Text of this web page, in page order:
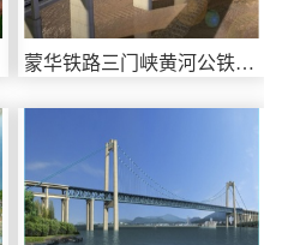
蒙华铁路三门峡黄河公铁两用...